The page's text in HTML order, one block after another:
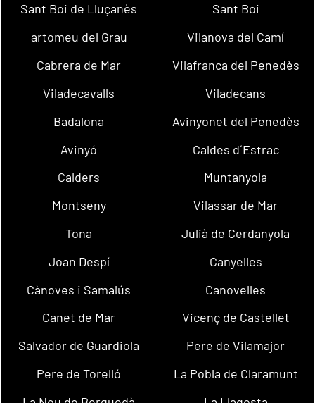
Sant Boi de Lluçanès
Sant Boi
artomeu del Grau
Vilanova del Camí
Cabrera de Mar
Vilafranca del Penedès
Viladecavalls
Viladecans
Badalona
Avinyonet del Penedès
Avinyó
Caldes d´Estrac
Calders
Muntanyola
Montseny
Vilassar de Mar
Tona
Julià de Cerdanyola
Joan Despí
Canyelles
Cànoves i Samalús
Canovelles
Canet de Mar
Vicenç de Castellet
Salvador de Guardiola
Pere de Vilamajor
Pere de Torelló
La Pobla de Claramunt